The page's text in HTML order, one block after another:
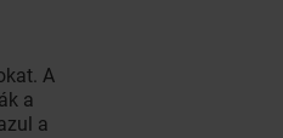
A
a
a